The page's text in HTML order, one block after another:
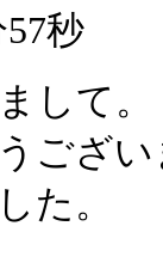
秒
して。
ござ
た。